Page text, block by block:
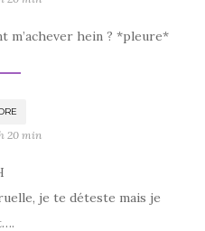
m’achever hein ? *pleure*
20 min
je te déteste mais je